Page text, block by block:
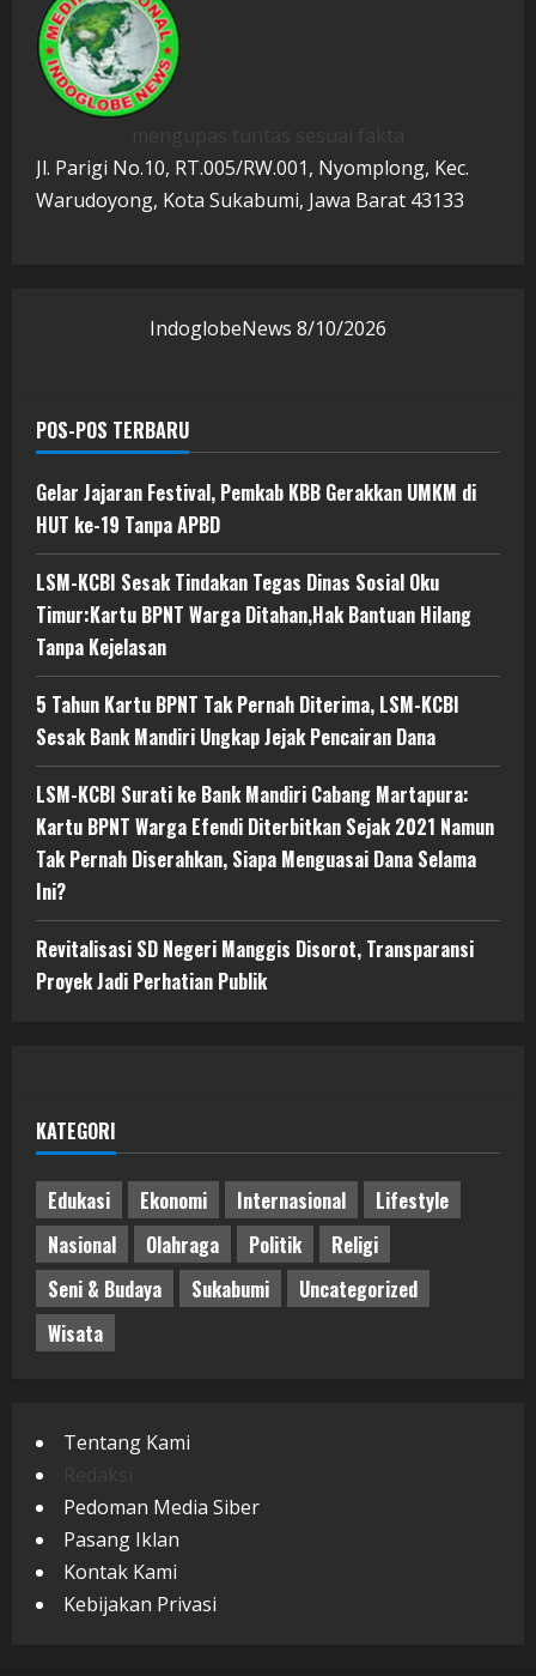
Jl. Parigi No.10, RT.005/RW.001, Nyomplong, Kec.
Warudoyong, Kota Sukabumi, Jawa Barat 43133
IndoglobeNews 8/10/2026
POS-POS TERBARU
Gelar Jajaran Festival, Pemkab KBB Gerakkan UMKM di
HUT ke-19 Tanpa APBD
LSM-KCBI Sesak Tindakan Tegas Dinas Sosial Oku
Timur:Kartu BPNT Warga Ditahan,Hak Bantuan Hilang
Tanpa Kejelasan
5 Tahun Kartu BPNT Tak Pernah Diterima, LSM-KCBI
Sesak Bank Mandiri Ungkap Jejak Pencairan Dana
LSM-KCBI Surati ke Bank Mandiri Cabang Martapura:
Kartu BPNT Warga Efendi Diterbitkan Sejak 2021 Namun
Tak Pernah Diserahkan, Siapa Menguasai Dana Selama
Ini?
Revitalisasi SD Negeri Manggis Disorot, Transparansi
Proyek Jadi Perhatian Publik
KATEGORI
Edukasi Ekonomi Internasional
Lifestyle
Nasional
Olahraga Politik
Religi
Seni & Budaya
Sukabumi
Uncategorized
Wisata
Tentang Kami
Pedoman Media Siber
Pasang Iklan
Kontak Kami
Kebijakan Privasi